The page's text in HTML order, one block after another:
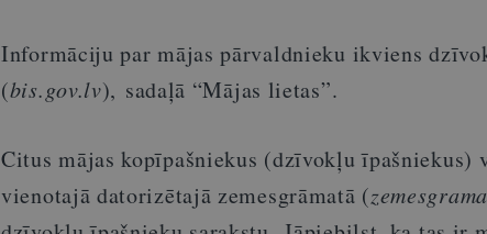
Informāciju par mājas pārvaldnieku ikviens
(bis.gov.lv), sadaļā “Mājas lietas”.
Citus mājas kopīpašniekus (dzīvokļu īpašniekus)
vienotajā datorizētajā zemesgrāmatā (